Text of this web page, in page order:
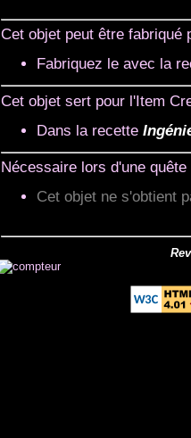
Cet objet peut être fabriqué
Fabriquez le avec la
Cet objet sert pour l'Item
Dans la recette
Nécessaire lors d'une quête
Cet objet ne s'obtient